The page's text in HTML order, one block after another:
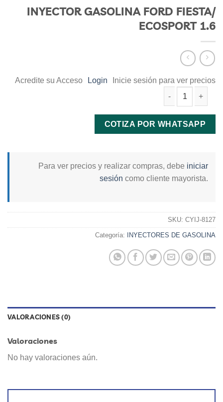
INYECTOR GASOLINA FORD FIESTA/
ECOSPORT 1.6
Acredite su Acceso Login Inicie sesión para ver precios
COTIZA POR WHATSAPP
Para ver precios y realizar compras, debe iniciar
sesión como cliente mayorista.
SKU: CYIJ-8127
Categoría: INYECTORES DE GASOLINA
VALORACIONES (0)
Valoraciones
No hay valoraciones aún.